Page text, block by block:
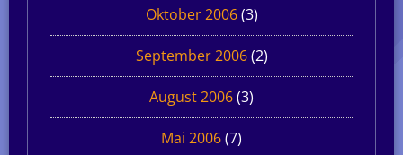
Oktober 2006(3)
September 2006(2)
August 2006(3)
Mai 2006(7)